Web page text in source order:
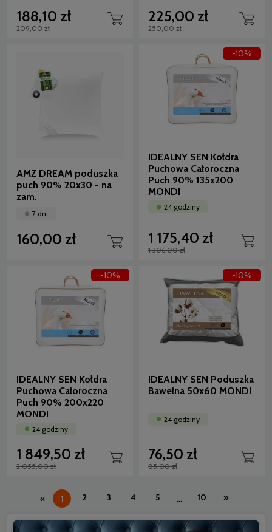
188,10 zł
209,00 zł
225,00 zł
250,00 zł
AMZ DREAM poduszka
puch 90% 20x30 - na
zam.
7 dni
160,00 zł
IDEALNY SEN Kołdra
Puchowa Całoroczna
Puch 90% 135x200
MONDI
24 godziny
1 175,40 zł
1 306,00 zł
-10%
IDEALNY SEN Kołdra
Puchowa Całoroczna
Puch 90% 200x220
MONDI
24 godziny
1 849,50 zł
2 055,00 zł
-10%
IDEALNY SEN Poduszka
Bawełna 50x60 MONDI
24 godziny
76,50 zł
85,00 zł
-10%
« 1 2 3 4 5 ... 10 »